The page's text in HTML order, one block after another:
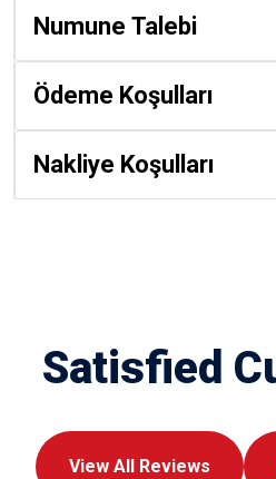
Numune Talebi
Ödeme Koşulları
Nakliye Koşulları
Satisfied
View All Reviews